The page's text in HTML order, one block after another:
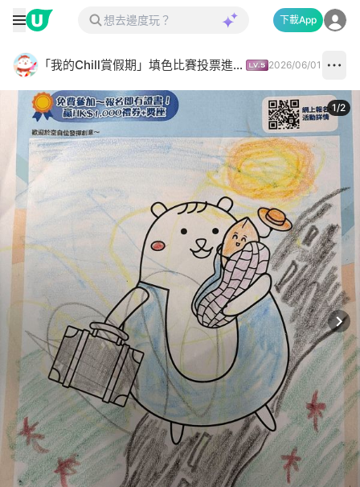
下載App
「我的Chill賞假期」填色比賽投票進行中✅ 2026/06/01
1/2